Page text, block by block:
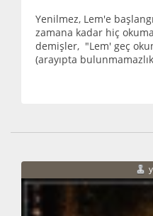
Yenilmez, Lem'e
zamana kadar hiç
demişler, "Lem' geç
(arayıpta